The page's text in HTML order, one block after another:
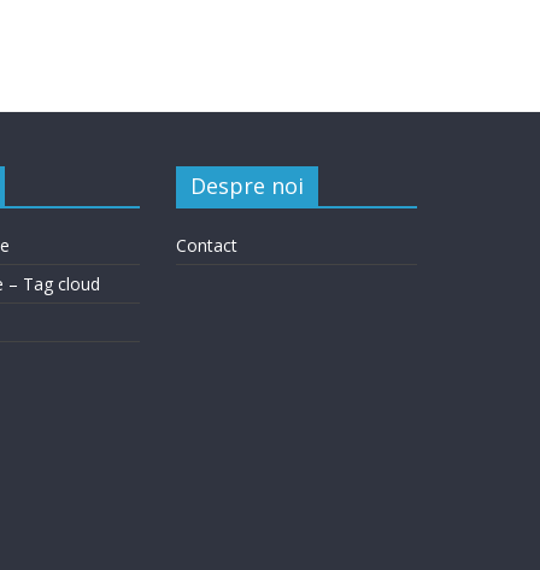
– Tag cloud
Despre noi
Contact